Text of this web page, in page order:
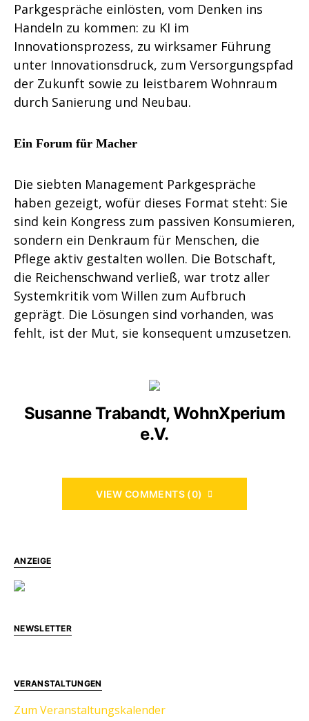
Parkgespräche einlösten, vom Denken ins
Handeln zu kommen: zu KI im
Innovationsprozess, zu wirksamer Führung
unter Innovationsdruck, zum Versorgungspfad
der Zukunft sowie zu leistbarem Wohnraum
durch Sanierung und Neubau.
Ein Forum für Macher
Die siebten Management Parkgespräche
haben gezeigt, wofür dieses Format steht: Sie
sind kein Kongress zum passiven Konsumieren,
sondern ein Denkraum für Menschen, die
Pflege aktiv gestalten wollen. Die Botschaft,
die Reichenschwand verließ, war trotz aller
Systemkritik vom Willen zum Aufbruch
geprägt. Die Lösungen sind vorhanden, was
fehlt, ist der Mut, sie konsequent umzusetzen.
Susanne Trabandt, WohnXperium
e.V.
VIEW COMMENTS (0)
ANZEIGE
NEWSLETTER
VERANSTALTUNGEN
Zum Veranstaltungskalender